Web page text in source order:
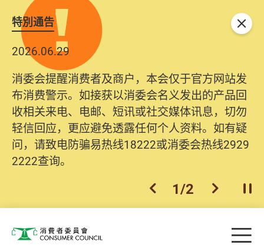
特別通告
2026.06.29
消委会提醒消费者及商户，本会仅于官方网站发
布消费警示。如接获以消委会名义发出的产品回
收相关来电、电邮、短讯或社交媒体讯息，切勿
轻信回应，更应避免透露任何个人资料。如有疑
问，请致电防骗易热线18222或消委会热线2929
2222查询。
上一个
1/2 下一个开
关闭
消费者委员会 目